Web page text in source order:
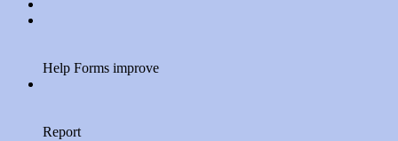
Help Forms improve
Report